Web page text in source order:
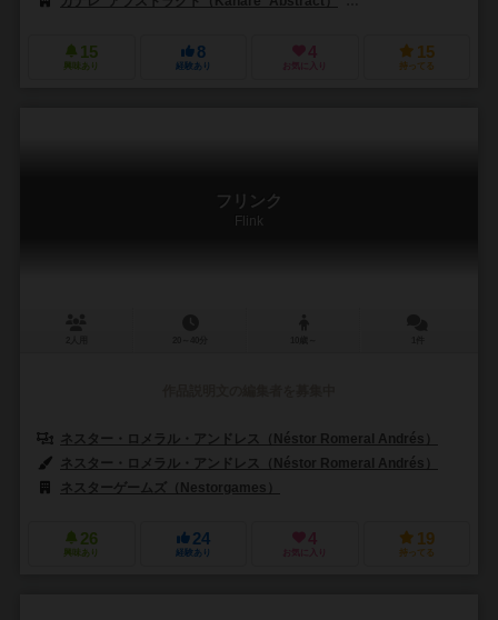
15
興味あり
8
経験あり
4
お気に入り
15
持ってる
フリンク
Flink
ネスター・ロメラル・アンドレス（Néstor Romeral Andrés）
ネスター・ロメラル・アンドレス（Néstor Romeral Andrés）
ネスターゲームズ（Nestorgames）
26
興味あり
24
経験あり
4
お気に入り
19
持ってる